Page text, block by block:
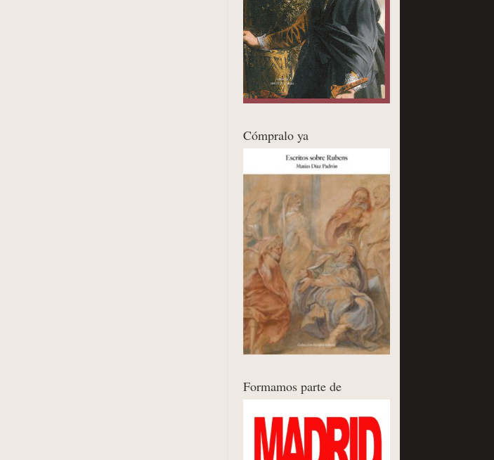
Cómpralo ya
Formamos parte de